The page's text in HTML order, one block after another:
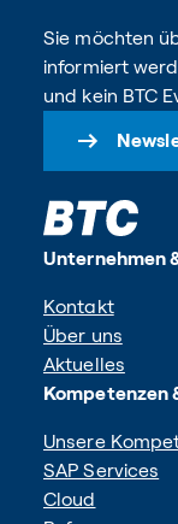
Sie möchten
informiert
und kein BTC
Unternehmen
Kontakt
Über uns
Aktuelles
Kompetenzen
Unsere
SAP Services
Cloud